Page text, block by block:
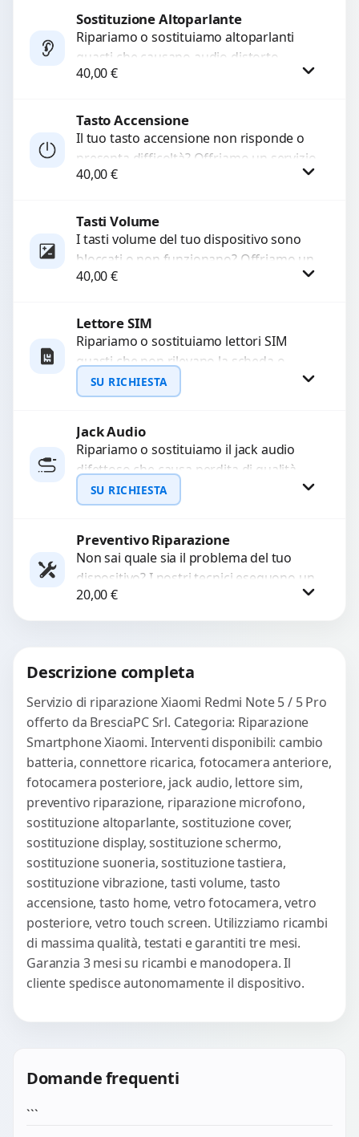
di...
Procedi
Sostituzione Altoparlante
Ripariamo o sostituiamo altoparlanti
guasti che causano audio distorto,
basso o assente. Utilizziamo ricambi di
40,00€
Procedi
Tasto Accensione
Il tuo tasto accensione non risponde o
presenta difficoltà? Offriamo un servizio
professionale di riparazione o
40,00€
Tasti Volume
I tasti volume del tuo dispositivo sono
bloccati o non funzionano? Offriamo un
servizio di riparazione o sostituzione
40,00€
Lettore SIM
Ripariamo o sostituiamo lettori SIM
guasti che non rilevano la scheda o
interrompono il segnale. Utilizziamo
ricambi testati e garantiti...
SU RICHIESTA
Richiedi Preventivo
WhatsApp
Jack Audio
Ripariamo o sostituiamo il jack audio
difettoso che causa perdita di qualità
sonora o impossibilità di collegare cuffie
e accessori....
SU RICHIESTA
Richiedi Preventivo
WhatsApp
Preventivo Riparazione
Non sai quale sia il problema del tuo
dispositivo? I nostri tecnici eseguono un
check-up completo con strumenti
avanzati per...
20,00€
Descrizione completa
Servizio di riparazione Xiaomi Redmi Note 5 / 5 Pro
offerto da BresciaPC Srl. Categoria: Riparazione
Smartphone Xiaomi. Interventi disponibili: cambio
batteria, connettore ricarica, fotocamera anteriore,
fotocamera posteriore, jack audio, lettore sim,
preventivo riparazione, riparazione microfono,
sostituzione altoparlante, sostituzione cover,
sostituzione display, sostituzione schermo,
sostituzione suoneria, sostituzione tastiera,
sostituzione vibrazione, tasti volume, tasto
accensione, tasto home, vetro fotocamera, vetro
posteriore, vetro touch screen. Utilizziamo ricambi
di massima qualità, testati e garantiti tre mesi.
Garanzia 3 mesi su ricambi e manodopera. Il
cliente spedisce autonomamente il dispositivo.
Domande frequenti
```